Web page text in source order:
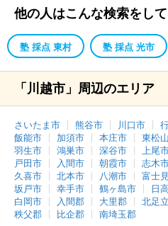
他の人はこんな検索をし
塾 採点 東村 塾 採点 光市
「川越市」周辺のエリア
さいたま市 熊谷市 川口市
飯能市
加須市 本庄市 東松
羽生市
鴻巣市 深谷市 上尾
戸田市
入間市 朝霞市 志木
久喜市
北本市 八潮市 富士
坂戸市
幸手市 鶴ヶ島市 日
白岡市
入間郡 大里郡 北足
秩父郡
比企郡 南埼玉郡